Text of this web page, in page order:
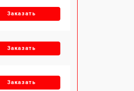
Заказать
Заказать
Заказать